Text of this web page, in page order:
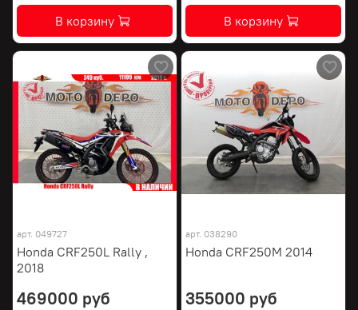
В корзину В корзину
арт. 049727
Honda CRF250L Rally ,
2018
469000 руб
арт. 038290
Honda CRF250M 2014
355000 руб